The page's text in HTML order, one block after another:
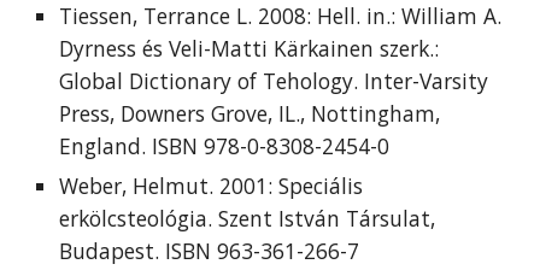
Tiessen, Terrance L. 2008: Hell. in.: William A.
Dyrness és Veli-Matti Kärkainen szerk.:
Global Dictionary of Tehology. Inter-Varsity
Press, Downers Grove, IL., Nottingham,
England. ISBN 978-0-8308-2454-0
Weber, Helmut. 2001: Speciális
erkölcsteológia. Szent István Társulat,
Budapest. ISBN 963-361-266-7